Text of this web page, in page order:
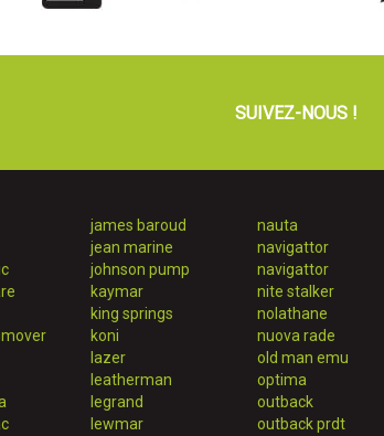
SUIVEZ-NOUS !
james baroud
jean marine
johnson pump
kaymar
king springs
koni
lazer
leatherman
legrand
lewmar
nauta
navigattor
navigattor
nite stalker
nolathane
nuova rade
old man emu
optima
outback
outback prdt